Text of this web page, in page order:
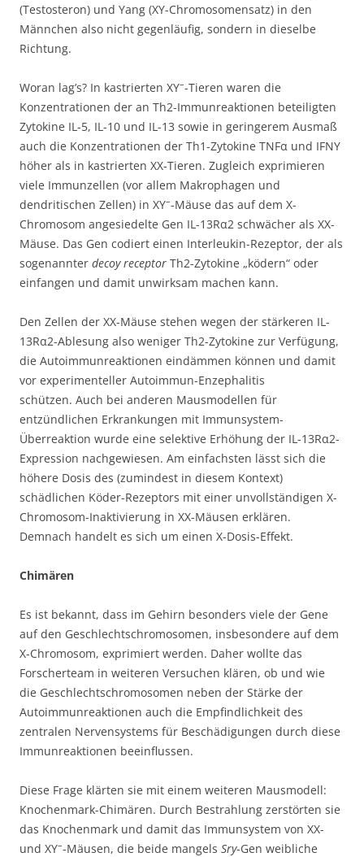
(Testosteron) und Yang (XY-Chromosomensatz) in den
Männchen also nicht gegenläufig, sondern in dieselbe
Richtung.
Woran lag’s? In kastrierten XY–-Tieren waren die
Konzentrationen der an Th2-Immunreaktionen beteiligten
Zytokine IL-5, IL-10 und IL-13 sowie in geringerem Ausmaß
auch die Konzentrationen der Th1-Zytokine TNFα und IFNΥ
höher als in kastrierten XX-Tieren. Zugleich exprimieren
viele Immunzellen (vor allem Makrophagen und
dendritischen Zellen) in XY–-Mäuse das auf dem X-
Chromosom angesiedelte Gen IL-13Rα2 schwächer als XX-
Mäuse. Das Gen codiert einen Interleukin-Rezeptor, der als
sogenannter decoy receptor Th2-Zytokine „ködern“ oder
einfangen und damit unwirksam machen kann.
Den Zellen der XX-Mäuse stehen wegen der stärkeren IL-
13Rα2-Ablesung also weniger Th2-Zytokine zur Verfügung,
die Autoimmunreaktionen eindämmen können und damit
vor experimenteller Autoimmun-Enzephalitis
schützen. Auch bei anderen Mausmodellen für
entzündlichen Erkrankungen mit Immunsystem-
Überreaktion wurde eine selektive Erhöhung der IL-13Rα2-
Expression nachgewiesen. Am einfachsten lässt sich die
höhere Dosis des (zumindest in diesem Kontext)
schädlichen Köder-Rezeptors mit einer unvollständigen X-
Chromosom-Inaktivierung in XX-Mäusen erklären.
Demnach handelt es sich um einen X-Dosis-Effekt.
Chimären
Es ist bekannt, dass im Gehirn besonders viele der Gene
auf den Geschlechtschromosomen, insbesondere auf dem
X-Chromosom, exprimiert werden. Daher wollte das
Forscherteam in weiteren Versuchen klären, ob und wie
die Geschlechtschromosomen neben der Stärke der
Autoimmunreaktionen auch die Empfindlichkeit des
zentralen Nervensystems für Beschädigungen durch diese
Immunreaktionen beeinflussen.
Diese Frage klärten sie mit einem weiteren Mausmodell:
Knochenmark-Chimären. Durch Bestrahlung zerstörten sie
das Knochenmark und damit das Immunsystem von XX-
und XY–-Mäusen, die beide mangels Sry-Gen weibliche